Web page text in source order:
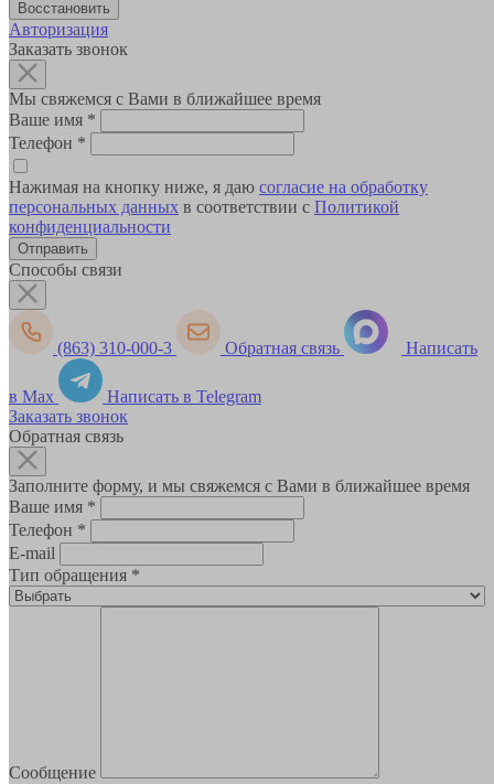
Авторизация
Заказать звонок
Мы свяжемся с Вами в ближайшее время
Ваше имя *
Телефон *
Нажимая на кнопку ниже, я даю согласие на обработку
персональных данных в соответствии с Политикой
конфиденциальности
Способы связи
(863) 310-000-3 Обратная связь Написать
в Max
Написать в Telegram
Заказать звонок
Обратная связь
Заполните форму, и мы свяжемся с Вами в ближайшее время
Ваше имя *
Телефон *
E-mail
Тип обращения *
Сообщение